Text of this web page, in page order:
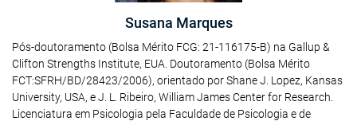
Susana Marques
Pós-doutoramento (Bolsa Mérito FCG: 21-116175-B) na Gallup &
Clifton Strengths Institute, EUA. Doutoramento (Bolsa Mérito
FCT:SFRH/BD/28423/2006), orientado por Shane J. Lopez, Kansas
University, USA, e J. L. Ribeiro, William James Center for Research.
Licenciatura em Psicologia pela Faculdade de Psicologia e de